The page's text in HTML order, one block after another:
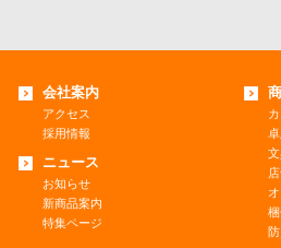
会社案内
アクセス
採用情報
ニュース
お知らせ
新商品案内
特集ページ